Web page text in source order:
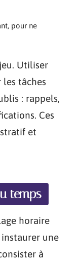
pour ne
Utiliser
tâches
: rappels,
Ces
et
temps
horaire
instaurer une
à